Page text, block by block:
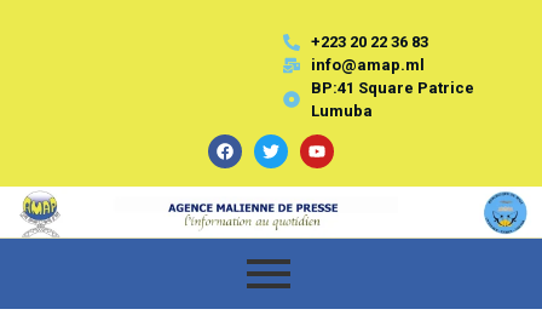
+223 20 22 36 83
info@amap.ml
BP:41 Square Patrice
Lumuba